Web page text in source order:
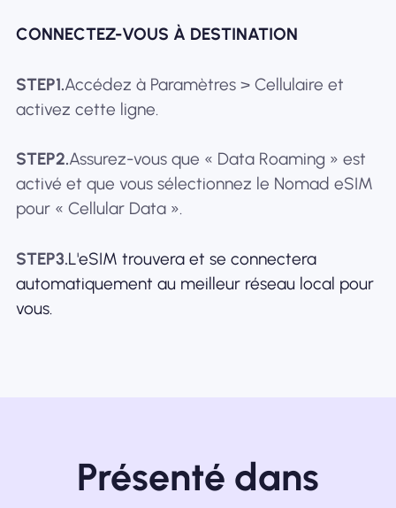
CONNECTEZ-VOUS À DESTINATION
STEP1.Accédez à Paramètres > Cellulaire et
activez cette ligne.
STEP2.Assurez-vous que « Data Roaming » est
activé et que vous sélectionnez le Nomad eSIM
pour « Cellular Data ».
STEP3.L'eSIM trouvera et se connectera
automatiquement au meilleur réseau local pour
vous.
Présenté dans